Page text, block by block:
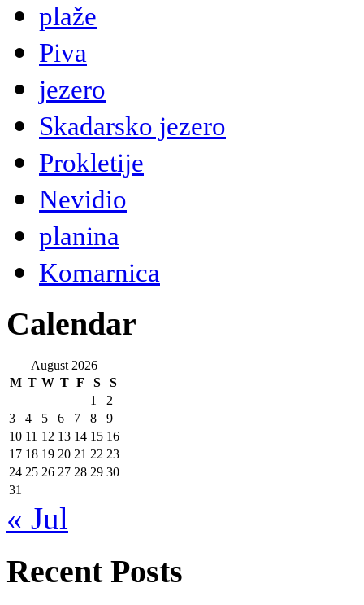
plaže
Piva
jezero
Skadarsko jezero
Prokletije
Nevidio
planina
Komarnica
Calendar
August 2026
M T W T F S
S
1
2
3
4 5 6 7 8
9
10 11 12 13 14 15 16
17 18 19 20 21 22 23
24 25 26 27 28 29 30
31
« Jul
Recent Posts